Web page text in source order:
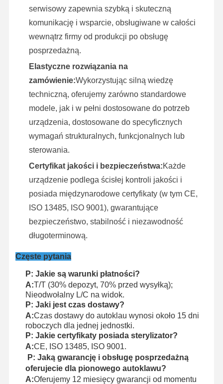
serwisowy zapewnia szybką i skuteczną
komunikację i wsparcie, obsługiwane w całości
wewnątrz firmy od produkcji po obsługę
posprzedażną.
Elastyczne rozwiązania na
zamówienie:Wykorzystując silną wiedzę
techniczną, oferujemy zarówno standardowe
modele, jak i w pełni dostosowane do potrzeb
urządzenia, dostosowane do specyficznych
wymagań strukturalnych, funkcjonalnych lub
sterowania.
Certyfikat jakości i bezpieczeństwa:Każde
urządzenie podlega ścisłej kontroli jakości i
posiada międzynarodowe certyfikaty (w tym CE,
ISO 13485, ISO 9001), gwarantujące
bezpieczeństwo, stabilność i niezawodność
długoterminową.
Częste pytania
P: Jakie są warunki płatności?
A:T/T (30% depozyt, 70% przed wysyłką);
Nieodwołalny L/C na widok.
P: Jaki jest czas dostawy?
A:Czas dostawy do autoklau wynosi około 15 dni
roboczych dla jednej jednostki.
P: Jakie certyfikaty posiada sterylizator?
A:CE, ISO 13485, ISO 9001.
P: Jaką gwarancję i obsługę posprzedażną
oferujecie dla pionowego autoklawu?
A:Oferujemy 12 miesięcy gwarancji od momentu